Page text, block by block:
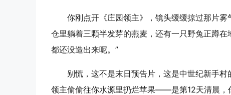
你刚点开《庄园领主》，镜头缓缓掠过那片
仓里躺着三颗半发芽的燕麦，还有一只野兔正蹲
都还没造出来呢。”
别慌，这不是末日预告片，这是中世纪新手
领主偷偷往你水源里扔烂苹果——是第12天清晨，